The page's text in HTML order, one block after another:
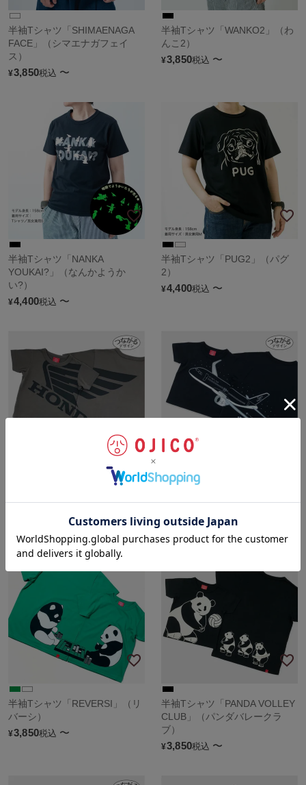
半袖Tシャツ「SHIMAENAGA
FACE」（シマエナガフェイ
ス）
¥3,850税込 〜
半袖Tシャツ「WANKO2」（わ
んこ2）
¥3,850税込 〜
半袖Tシャツ「NANKA
YOUKAI?」（なんかようか
い?）
¥4,400税込 〜
半袖Tシャツ「PUG2」（パグ
2）
¥4,400税込 〜
Honda×OJICO「WINGMARK」
〜
半袖Tシャツ スターフライヤー
×OJICO
¥4,180税込 〜
半袖Tシャツ「REVERSI」（リ
バーシ）
¥3,850税込 〜
半袖Tシャツ「PANDA VOLLEY
CLUB」（パンダバレークラ
ブ）
¥3,850税込 〜